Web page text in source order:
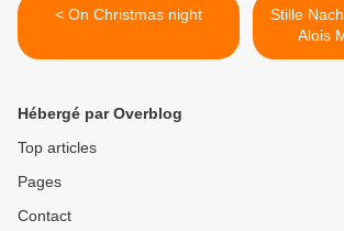
< On Christmas night
Stille
Hébergé par Overblog
Top articles
Pages
Contact